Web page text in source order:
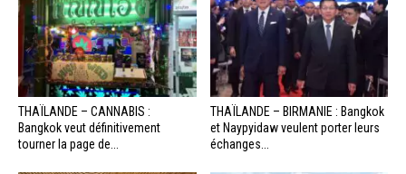
THAÏLANDE – CANNABIS :
Bangkok veut définitivement
tourner la page de...
THAÏLANDE – BIRMANIE : Bangkok
et Naypyidaw veulent porter leurs
échanges...